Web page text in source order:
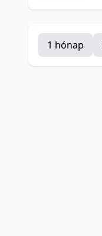
1 hónap